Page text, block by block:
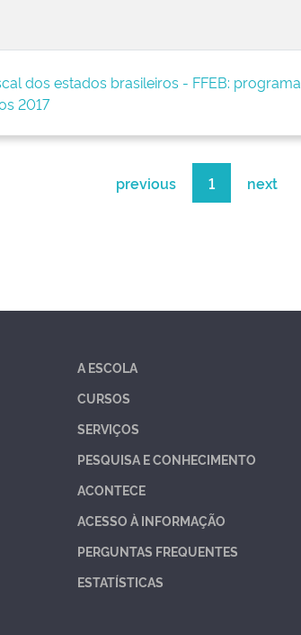
dos estados brasileiros - FFEB: programa
2017
previous 1 next
A ESCOLA
CURSOS
SERVIÇOS
PESQUISA E CONHECIMENTO
ACONTECE
ACESSO À INFORMAÇÃO
PERGUNTAS FREQUENTES
ESTATÍSTICAS